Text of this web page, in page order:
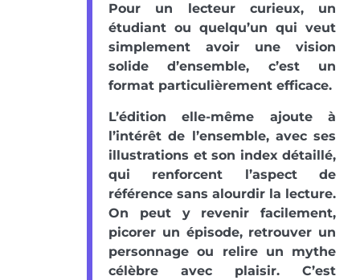
Pour un lecteur curieux, un
étudiant ou quelqu’un qui veut
simplement avoir une vision
solide d’ensemble, c’est un
format particulièrement efficace.
L’édition elle-même ajoute à
l’intérêt de l’ensemble, avec ses
illustrations et son index détaillé,
qui renforcent l’aspect de
référence sans alourdir la lecture.
On peut y revenir facilement,
picorer un épisode, retrouver un
personnage ou relire un mythe
célèbre avec plaisir. C’est